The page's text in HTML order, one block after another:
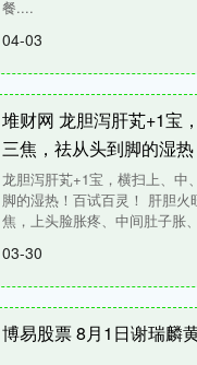
餐....
04-03
堆财网 龙胆泻肝芄+1宝
三焦，祛从头到脚的湿热
龙胆泻肝芄+1宝，横扫上、中
脚的湿热！百试百灵！ 肝胆火
焦，上头脸胀疼、中间肚子胀
03-30
博易股票 8月1日谢瑞麟